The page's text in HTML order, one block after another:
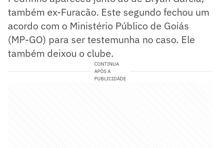
também ex-Furacão. Este segundo fechou um
acordo com o Ministério Público de Goiás
(MP-GO) para ser testemunha no caso. Ele
também deixou o clube.
CONTINUA
APÓS A
PUBLICIDADE